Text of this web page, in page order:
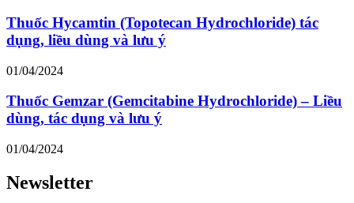
Thuốc Hycamtin (Topotecan Hydrochloride) tác
dụng, liều dùng và lưu ý
01/04/2024
Thuốc Gemzar (Gemcitabine Hydrochloride) – Liều
dùng, tác dụng và lưu ý
01/04/2024
Newsletter